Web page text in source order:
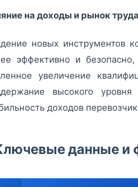
на доходы и рынок
новых инструментов
эффективно и
увеличение
высокого
доходов
данные и